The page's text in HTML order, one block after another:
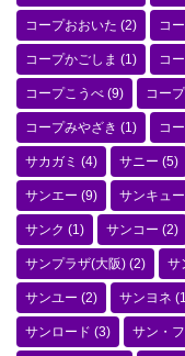
コープおおいた (2) コ
コープかごしま (1) コ
コープこうべ (9) コー
コープみやざき (1) コ
サカガミ (4) サニー (5)
サンエー (9) サンキュ
サンク (1) サンコー (2)
サンプラザ(大阪) (2) サ
サンユー (2) サンヨネ
サンロード (3) サン・